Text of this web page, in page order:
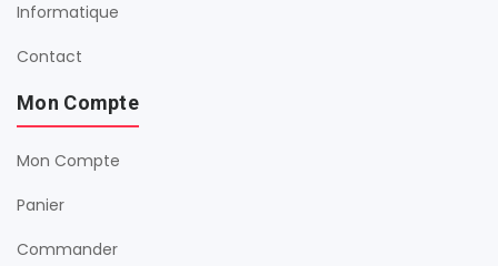
Informatique
Contact
Mon Compte
Mon Compte
Panier
Commander